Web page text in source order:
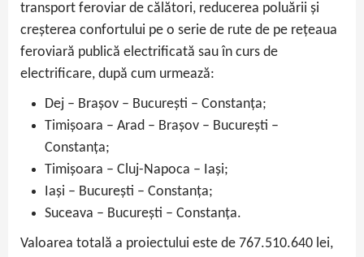
transport feroviar de călători, reducerea poluării și
creșterea confortului pe o serie de rute de pe rețeaua
feroviară publică electrificată sau în curs de
electrificare, după cum urmează:
Dej – Brașov – București – Constanța;
Timișoara – Arad – Brașov – București –
Constanța;
Timișoara – Cluj-Napoca – Iași;
Iași – București – Constanța;
Suceava – București – Constanța.
Valoarea totală a proiectului este de 767.510.640 lei,